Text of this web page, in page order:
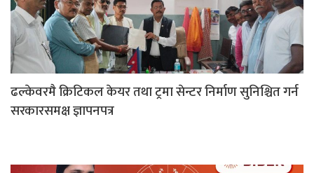
ढल्केवरमै क्रिटिकल केयर तथा ट्रमा सेन्टर निर्माण सुनिश्चित गर्न
सरकारसमक्ष ज्ञापनपत्र